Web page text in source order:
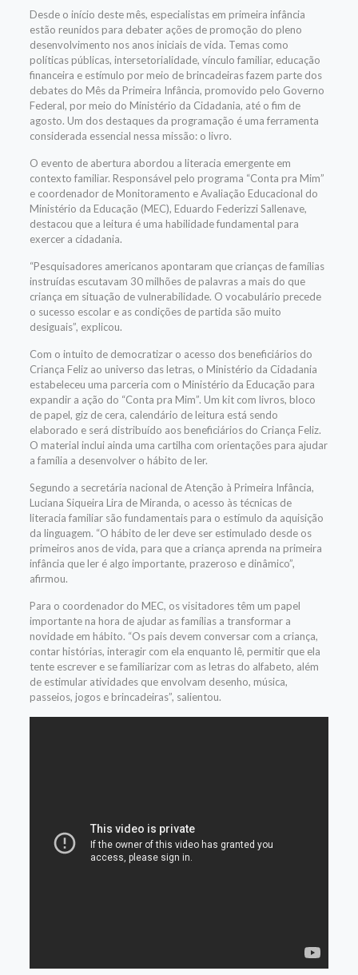
Desde o início deste mês, especialistas em primeira infância
estão reunidos para debater ações de promoção do pleno
desenvolvimento nos anos iniciais de vida. Temas como
políticas públicas, intersetorialidade, vínculo familiar, educação
financeira e estímulo por meio de brincadeiras fazem parte dos
debates do Mês da Primeira Infância, promovido pelo Governo
Federal, por meio do Ministério da Cidadania, até o fim de
agosto. Um dos destaques da programação é uma ferramenta
considerada essencial nessa missão: o livro.
O evento de abertura abordou a literacia emergente em
contexto familiar. Responsável pelo programa “Conta pra Mim”
e coordenador de Monitoramento e Avaliação Educacional do
Ministério da Educação (MEC), Eduardo Federizzi Sallenave,
destacou que a leitura é uma habilidade fundamental para
exercer a cidadania.
“Pesquisadores americanos apontaram que crianças de famílias
instruídas escutavam 30 milhões de palavras a mais do que
criança em situação de vulnerabilidade. O vocabulário precede
o sucesso escolar e as condições de partida são muito
desiguais”, explicou.
Com o intuito de democratizar o acesso dos beneficiários do
Criança Feliz ao universo das letras, o Ministério da Cidadania
estabeleceu uma parceria com o Ministério da Educação para
expandir a ação do “Conta pra Mim”. Um kit com livros, bloco
de papel, giz de cera, calendário de leitura está sendo
elaborado e será distribuído aos beneficiários do Criança Feliz.
O material inclui ainda uma cartilha com orientações para ajudar
a família a desenvolver o hábito de ler.
Segundo a secretária nacional de Atenção à Primeira Infância,
Luciana Siqueira Lira de Miranda, o acesso às técnicas de
literacia familiar são fundamentais para o estímulo da aquisição
da linguagem. “O hábito de ler deve ser estimulado desde os
primeiros anos de vida, para que a criança aprenda na primeira
infância que ler é algo importante, prazeroso e dinâmico”,
afirmou.
Para o coordenador do MEC, os visitadores têm um papel
importante na hora de ajudar as famílias a transformar a
novidade em hábito. “Os pais devem conversar com a criança,
contar histórias, interagir com ela enquanto lê, permitir que ela
tente escrever e se familiarizar com as letras do alfabeto, além
de estimular atividades que envolvam desenho, música,
passeios, jogos e brincadeiras”, salientou.